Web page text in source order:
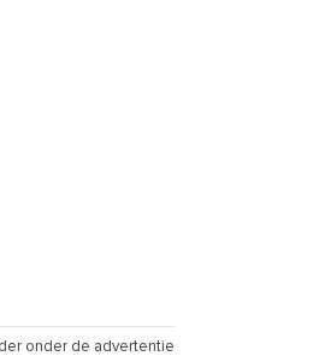
onder de advertentie